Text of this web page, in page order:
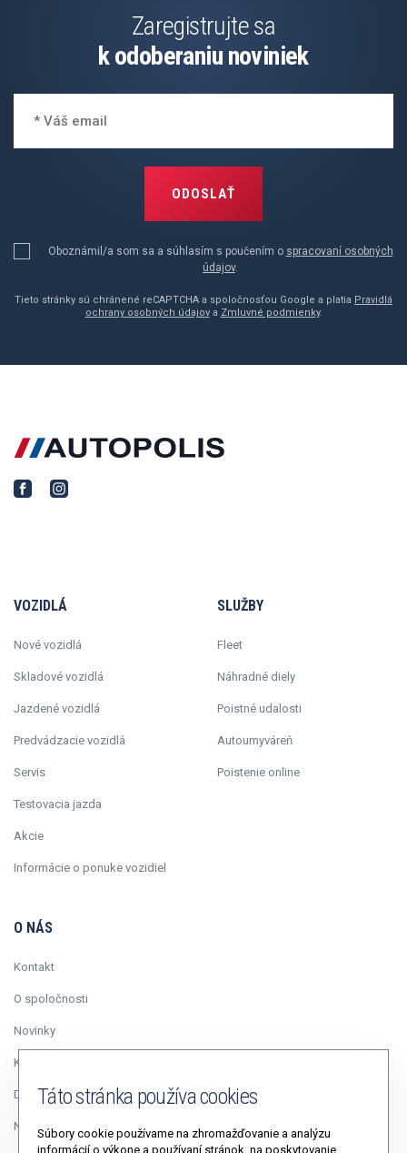
Zaregistrujte sa
k odoberaniu noviniek
ODOSLAŤ
Oboznámil/a som sa a súhlasím s poučením o spracovaní osobných
údajov.
Tieto stránky sú chránené reCAPTCHA a spoločnosťou Google a platia Pravidlá
ochrany osobných údajova Zmluvné podmienky.
VOZIDLÁ
Nové vozidlá
Skladové vozidlá
Jazdené vozidlá
Predvádzacie vozidlá
Servis
Testovacia jazda
Akcie
Informácie o ponuke vozidiel
SLUŽBY
Fleet
Náhradné diely
Poistné udalosti
Autoumyváreň
Poistenie online
O NÁS
Kontakt
O spoločnosti
Novinky
Kariéra
Duálne vzdelávanie
Napísali o nás
Táto stránka používa cookies
Súbory cookie používame na zhromažďovanie a analýzu
informácií o výkone a používaní stránok, na poskytovanie